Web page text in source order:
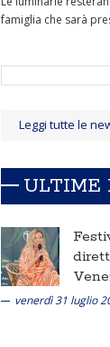
famiglia che sarà
Leggi tutte le
ULTIME
venerdì 31 luglio